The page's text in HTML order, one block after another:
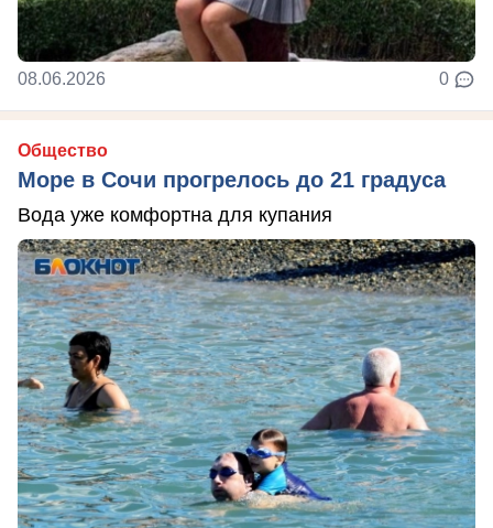
08.06.2026 0
Общество
Море в Сочи прогрелось до 21 градуса
Вода уже комфортна для купания